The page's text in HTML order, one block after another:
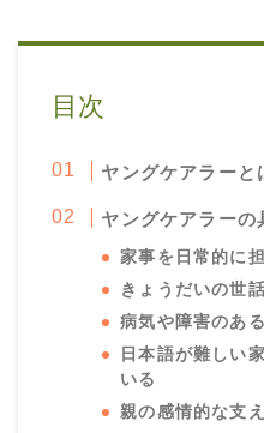
目次
ヤングケアラーと
ヤングケアラーの
家事を日常的に
きょうだいの世
病気や障害のあ
日本語が難しい
いる
親の感情的な支